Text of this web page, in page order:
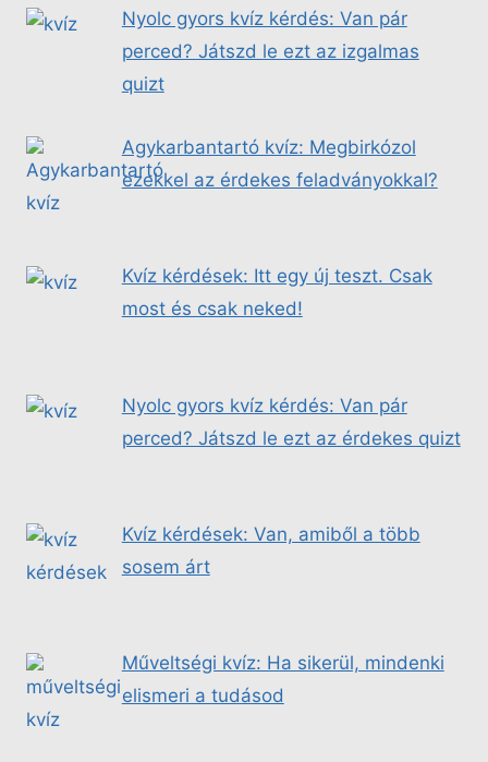
Nyolc gyors kvíz kérdés: Van pár
perced? Játszd le ezt az izgalmas
quizt
Agykarbantartó kvíz: Megbirkózol
ezekkel az érdekes feladványokkal?
Kvíz kérdések: Itt egy új teszt. Csak
most és csak neked!
Nyolc gyors kvíz kérdés: Van pár
perced? Játszd le ezt az érdekes quizt
Kvíz kérdések: Van, amiből a több
sosem árt
Műveltségi kvíz: Ha sikerül, mindenki
elismeri a tudásod